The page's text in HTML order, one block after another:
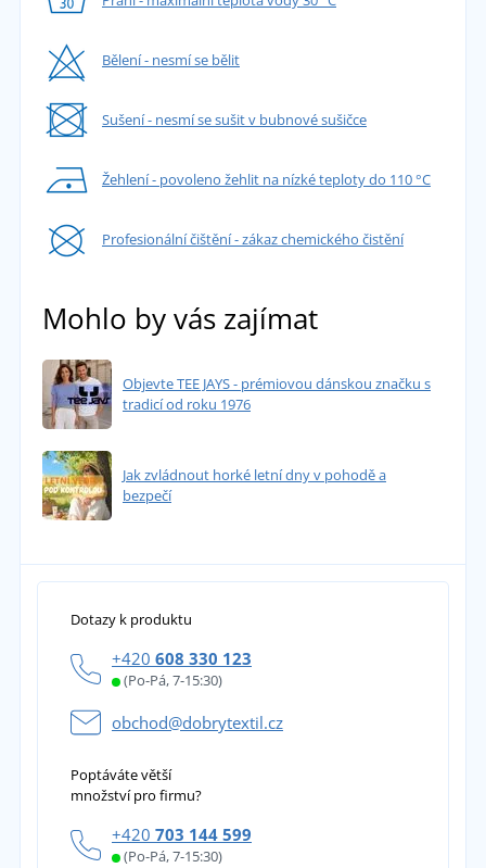
Bělení - nesmí se bělit
Sušení - nesmí se sušit v bubnové sušičce
Žehlení - povoleno žehlit na nízké teploty do 110 °C
Profesionální čištění - zákaz chemického čistění
Mohlo by vás zajímat
Objevte TEE JAYS - prémiovou dánskou značku s
tradicí od roku 1976
Jak zvládnout horké letní dny v pohodě a
bezpečí
Dotazy k produktu
+420 608 330 123
(Po-Pá, 7-15:30)
obchod@dobrytextil.cz
Poptáváte větší
množství pro firmu?
+420 703 144 599
(Po-Pá, 7-15:30)